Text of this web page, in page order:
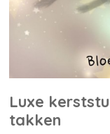
Luxe
takken